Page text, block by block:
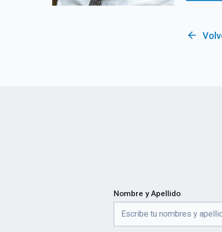
arrow_back
Nombre y Apellido